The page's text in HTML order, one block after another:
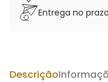
Entrega no
Descrição